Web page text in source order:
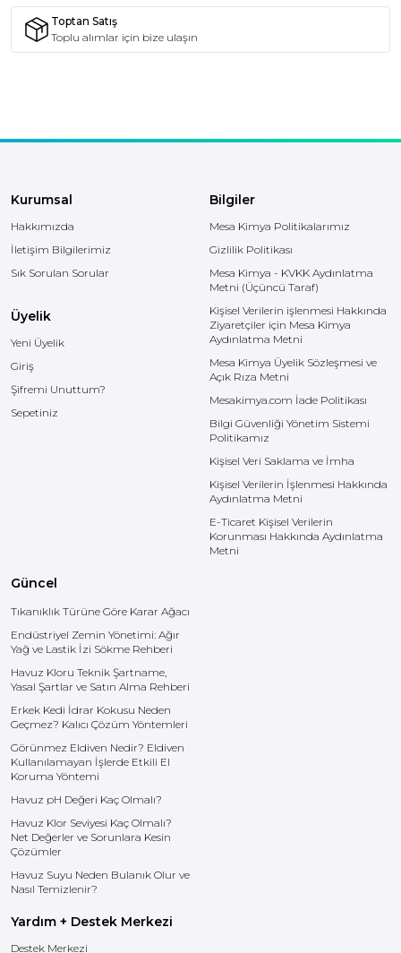
Toptan Satış
Toplu alımlar için bize ulaşın
Kurumsal
Hakkımızda
İletişim Bilgilerimiz
Sık Sorulan Sorular
Üyelik
Yeni Üyelik
Giriş
Şifremi Unuttum?
Sepetiniz
Bilgiler
Mesa Kimya Politikalarımız
Gizlilik Politikası
Mesa Kimya - KVKK Aydınlatma
Metni (Üçüncü Taraf)
Kişisel Verilerin işlenmesi Hakkında
Ziyaretçiler için Mesa Kimya
Aydınlatma Metni
Mesa Kimya Üyelik Sözleşmesi ve
Açık Rıza Metni
Mesakimya.com İade Politikası
Bilgi Güvenliği Yönetim Sistemi
Politikamız
Kişisel Veri Saklama ve İmha
Kişisel Verilerin İşlenmesi Hakkında
Aydınlatma Metni
E-Ticaret Kişisel Verilerin
Korunması Hakkında Aydınlatma
Metni
Güncel
Tıkanıklık Türüne Göre Karar Ağacı
Endüstriyel Zemin Yönetimi: Ağır
Yağ ve Lastik İzi Sökme Rehberi
Havuz Kloru Teknik Şartname,
Yasal Şartlar ve Satın Alma Rehberi
Erkek Kedi İdrar Kokusu Neden
Geçmez? Kalıcı Çözüm Yöntemleri
Görünmez Eldiven Nedir? Eldiven
Kullanılamayan İşlerde Etkili El
Koruma Yöntemi
Havuz pH Değeri Kaç Olmalı?
Havuz Klor Seviyesi Kaç Olmalı?
Net Değerler ve Sorunlara Kesin
Çözümler
Havuz Suyu Neden Bulanık Olur ve
Nasıl Temizlenir?
Yardım + Destek Merkezi
Destek Merkezi